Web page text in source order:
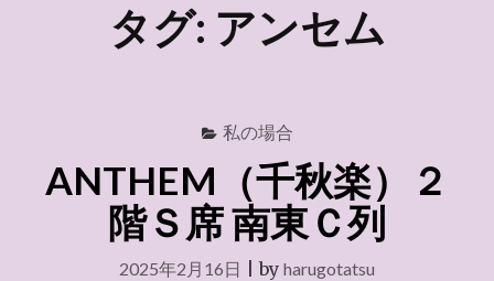
タグ: アンセム
私の場合
ANTHEM（千秋楽）２
階Ｓ席 南東Ｃ列
2025年2月16日 |by harugotatsu